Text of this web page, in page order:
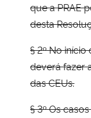
que a PRAE
desta
§ 2º No
deverá fazer
das CEUs.
§ 3º Os